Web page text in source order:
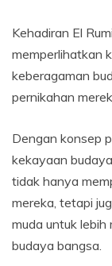
Kehadiran El
memperlihatkan
keberagaman
pernikahan
Dengan konsep
kekayaan
tidak hanya
mereka, tetapi
muda untuk
budaya bangsa.